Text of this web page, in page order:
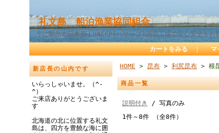
礼文島 船泊漁業協同組合
うに製品で日本初！HACCP(ハサップ)認定工場で安心安全をお
カートをみる ｜ マ
新店長の山内です
いらっしゃいませ。（^-
^）
ご来店ありがとうございま
す
北海道の北に位置する礼文
島は、四方を豊饒な海に囲
HOME > 昆布 > 利尻昆布 > 根
商品一覧
説明付き
/ 写真のみ
1件～8件 （全8件）